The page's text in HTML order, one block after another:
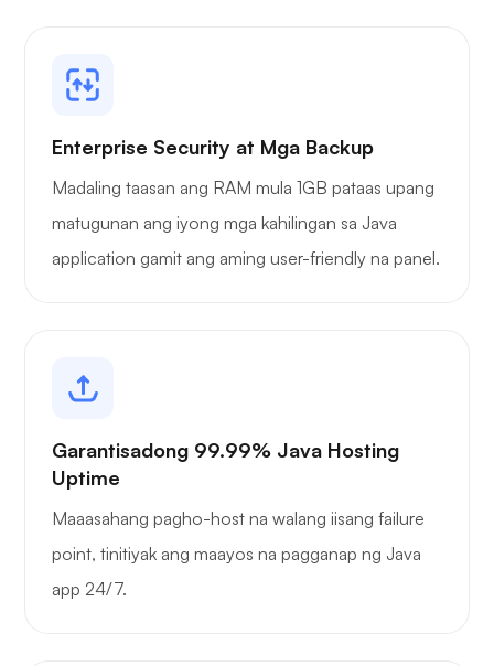
Enterprise Security at Mga Backup
Madaling taasan ang RAM mula 1GB pataas upang
matugunan ang iyong mga kahilingan sa Java
application gamit ang aming user-friendly na panel.
Garantisadong 99.99% Java Hosting
Uptime
Maaasahang pagho-host na walang iisang failure
point, tinitiyak ang maayos na pagganap ng Java
app 24/7.